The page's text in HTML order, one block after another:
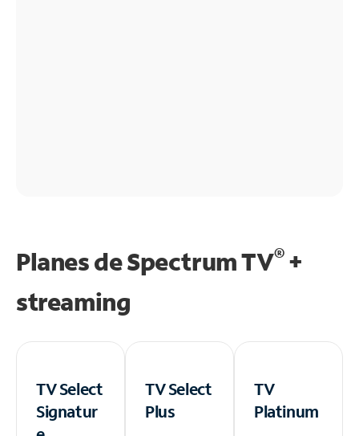
Planes de Spectrum TV®+
streaming
TV Select
Signatur
TV Select
Plus
TV
Platinum